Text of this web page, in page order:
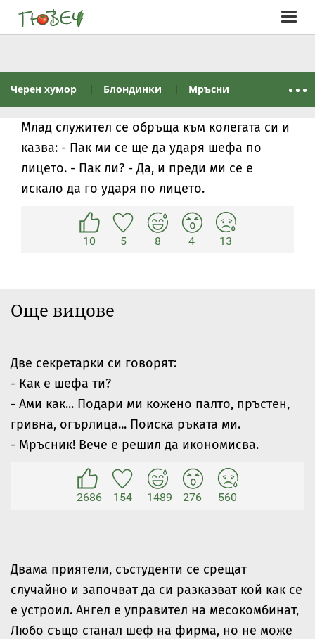
Черен хумор Блондинки Мръсни
Млад служител се обръща към колегата си и
казва: - Пак ми се ще да ударя шефа по
лицето. - Пак ли? - Да, и преди ми се е
искало да го ударя по лицето.
10 5 8 4 13
Още вицове
Две секретарки си говорят:
- Как е шефа ти?
- Ами как... Подари ми кожено палто, пръстен,
гривна, огърлица... Поиска ръката ми.
- Мръсник! Вече е решил да икономисва.
2686 154 1489 276 560
Двама приятели, състуденти се срещат
случайно и започват да си разказват кой как се
е устроил. Ангел е управител на месокомбинат,
Любо също станал шеф на фирма, но не може